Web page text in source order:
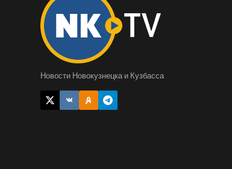
Новости Новокузнецка и Кузбасса